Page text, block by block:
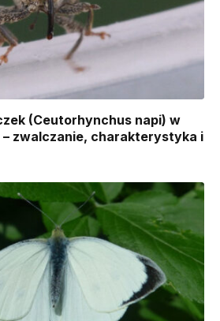
(Ceutorhynchus napi) w
– zwalczanie, charakterystyka i